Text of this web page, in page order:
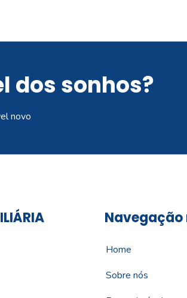
dos sonhos?
novo
Home
Sobre nós